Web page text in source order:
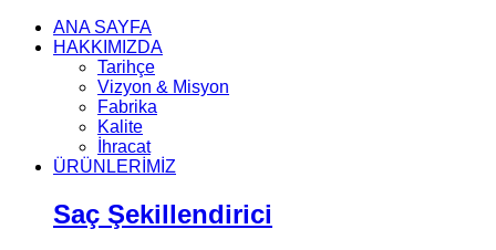
ANA SAYFA
HAKKIMIZDA
Tarihçe
Vizyon & Misyon
Fabrika
Kalite
İhracat
ÜRÜNLERİMİZ
Saç Şekillendirici